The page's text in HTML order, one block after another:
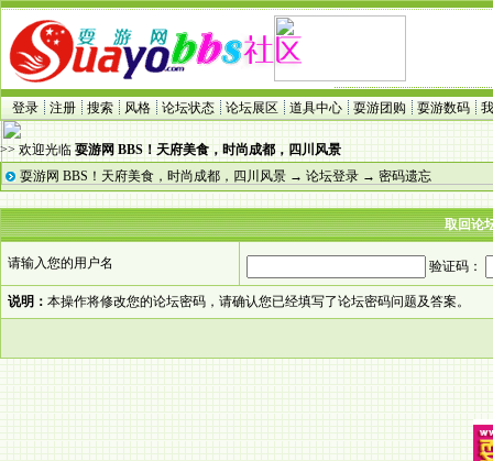
登录 注册 搜索 风格 论坛状态 论坛展区 道具中心 耍游团购 耍游数码
>> 欢迎光临 耍游网 BBS！天府美食，时尚成都，四川风景
耍游网 BBS！天府美食，时尚成都，四川风景 → 论坛登录 → 密码遗忘
取回论
请输入您的用户名 验证码：
说明： 本操作将修改您的论坛密码，请确认您已经填写了论坛密码问题及答案。